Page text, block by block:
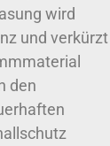
wird
und verkürzt
den